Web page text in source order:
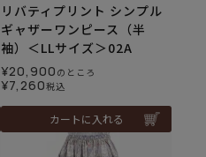
リバティプリント シンプル
ギャザーワンピース（半
袖）＜LLサイズ＞02A
¥20,900 のところ
¥7,260税込
カートに入れる